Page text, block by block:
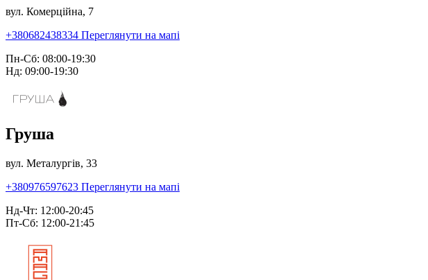
вул. Комерційна, 7
+380682438334 Переглянути на мапі
Пн-Сб: 08:00-19:30
Нд: 09:00-19:30
Груша
вул. Металургів, 33
+380976597623 Переглянути на мапі
Нд-Чт: 12:00-20:45
Пт-Сб: 12:00-21:45